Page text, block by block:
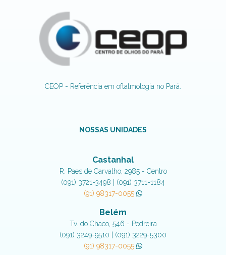
CEOP - Referência em oftalmologia no Pará.
NOSSAS UNIDADES
Castanhal
R. Paes de Carvalho, 2985 - Centro
(091) 3721-3498 | (091) 3711-1184
(91) 98317-0055
Belém
Tv. do Chaco, 546 - Pedreira
(091) 3249-9510 | (091) 3229-5300
(91) 98317-0055